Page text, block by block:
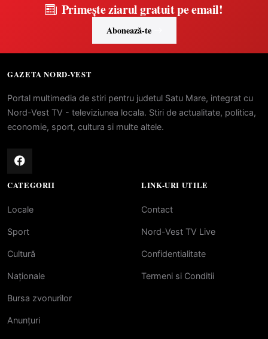
Primește ziarul gratuit pe email!
Abonează-te
GAZETA NORD-VEST
Portal multimedia de stiri pentru judetul Satu Mare, integrat cu
Nord-Vest TV - televiziunea locala. Stiri de actualitate, politica,
economie, sport, cultura si multe altele.
CATEGORII
Locale
Sport
Cultură
Naționale
Bursa zvonurilor
Anunțuri
LINK-URI UTILE
Contact
Nord-Vest TV Live
Confidentialitate
Termeni si Conditii